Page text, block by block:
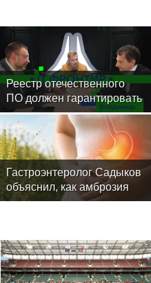
Реестр отечественного
ПО должен гарантировать
защиту
Гастроэнтеролог Садыков
объяснил, как амброзия
может влиять на ЖКТ